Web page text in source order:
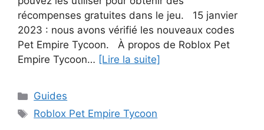
récompenses gratuites dans le jeu. 15 janvier
2023 : nous avons vérifié les nouveaux codes
Pet Empire Tycoon. À propos de Roblox Pet
Empire Tycoon… [Lire la suite]
Catégories
Guides
Étiquettes
Roblox Pet Empire Tycoon